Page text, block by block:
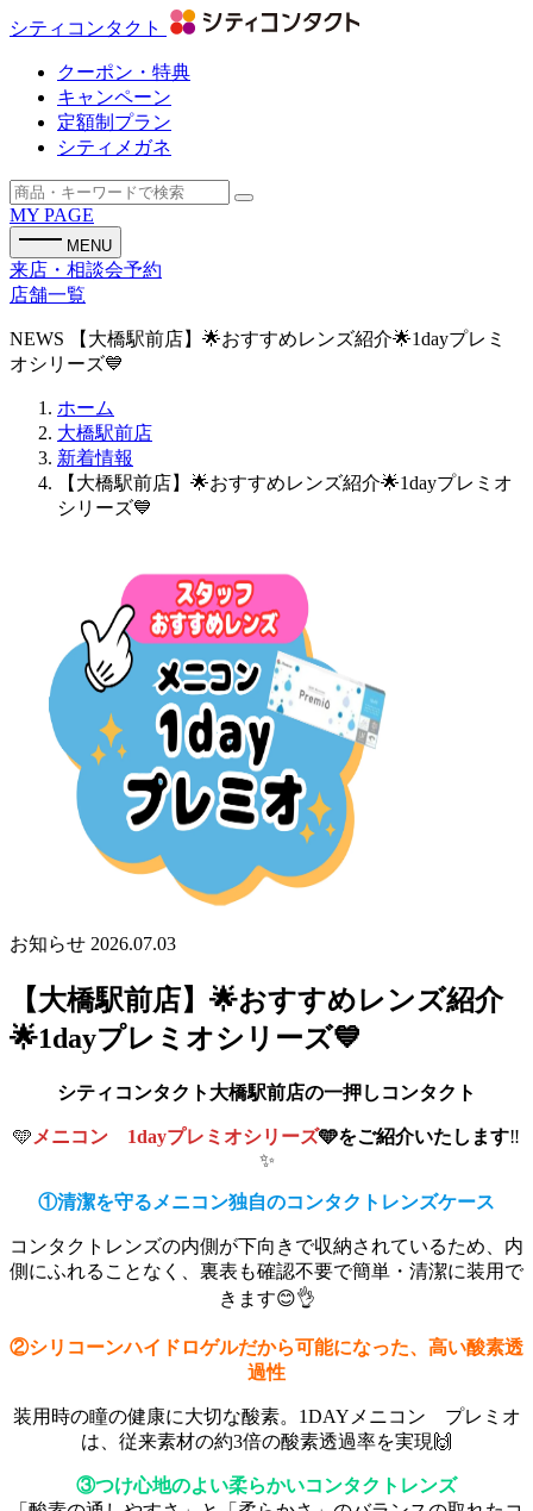
シティコンタクト
クーポン・特典
キャンペーン
定額制プラン
シティメガネ
MY PAGE
MENU
来店・相談会予約
店舗一覧
NEWS
【大橋駅前店】🌟おすすめレンズ紹介🌟1dayプレミ
オシリーズ💙
ホーム
大橋駅前店
新着情報
【大橋駅前店】🌟おすすめレンズ紹介🌟1dayプレミオ
シリーズ💙
お知らせ 2026.07.03
【大橋駅前店】🌟おすすめレンズ紹介
🌟1dayプレミオシリーズ💙
シティコンタクト大橋駅前店の一押しコンタクト
🩵 メニコン 1dayプレミオシリーズ🩵をご紹介いたします‼️
✨
①清潔を守るメニコン独自のコンタクトレンズケース
コンタクトレンズの内側が下向きで収納されているため、内
側にふれることなく、裏表も確認不要で簡単・清潔に装用で
きます😊👌
②シリコーンハイドロゲルだから可能になった、高い酸素透
過性
装用時の瞳の健康に大切な酸素。1DAYメニコン プレミオ
は、従来素材の約3倍の酸素透過率を実現🙌
③つけ心地のよい柔らかいコンタクトレンズ